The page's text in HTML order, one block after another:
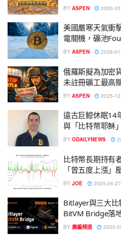
BY ASPEN 2026-
美國嚴寒天氣衝
電關機，礦池
BY ASPEN 2026-
俄羅斯擬為加密
未註冊礦工最高
BY ASPEN 2025-
遠古巨鯨休眠14
與「比特幣耶穌
BY ODAILYNEWS
比特幣長期持有
「曾五度上漲」
BY JOE 2025-06-27
Bitlayer與三大
BitVM Bridge落
BY 廣編頻道 2025-